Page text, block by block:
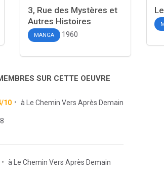
3, Rue des Mystères et
Autres Histoires
MANGA 1960
SUR CETTE OEUVRE
10 à Le Chemin Vers Après Demain
à Le Chemin Vers Après Demain